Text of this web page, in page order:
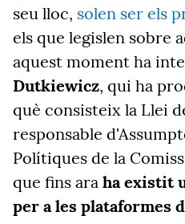
seu lloc, solen ser els
els que legislen sobre
aquest moment ha
Dutkiewicz, qui ha
què consisteix la Llei
responsable
Polítiques de la
que fins ara ha existit
per a les plataformes